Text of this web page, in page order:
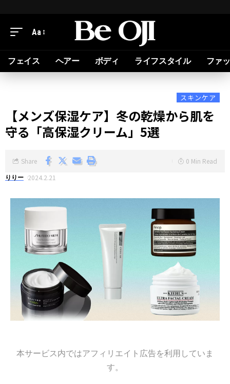
Aa
フェイス ヘアー ボディ ライフスタイル ファ
スキンケア
【メンズ保湿ケア】冬の乾燥から肌を
守る「高保湿クリーム」5選
りりー 2024.2.21
Share 0 Min Read
本サービス内ではアフィリエイト広告を利用していま
す。